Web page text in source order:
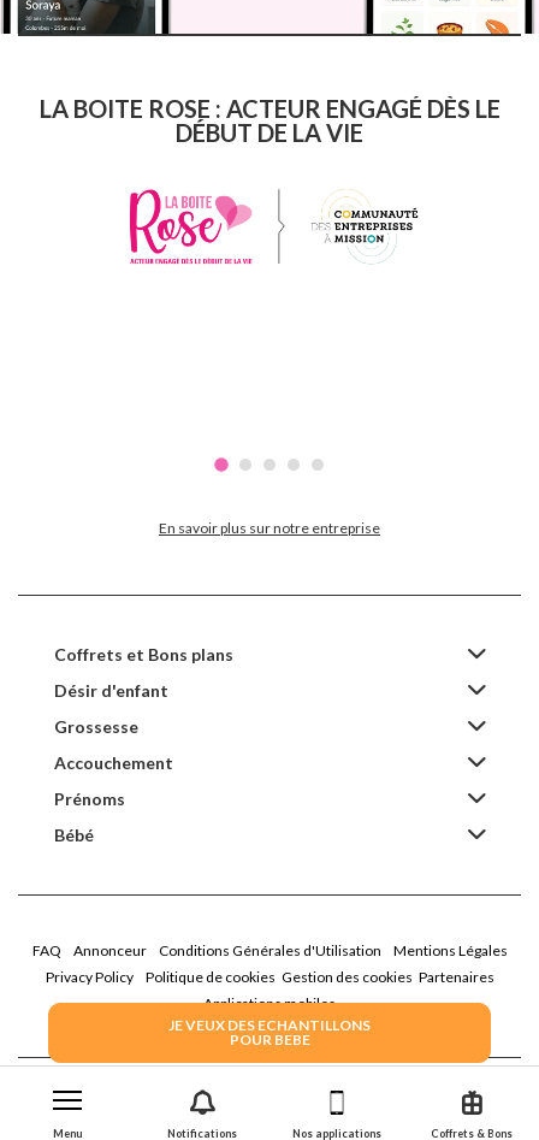
Coffrets & Bons
Nos applications
Notifications
Menu
JE VEUX DES ECHANTILLONS
POUR BEBE
LA BOITE ROSE : ACTEUR ENGAGÉ DÈS LE
DÉBUT DE LA VIE
En savoir plus sur notre entreprise
Coffrets et Bons plans
Désir d'enfant
Grossesse
Accouchement
Prénoms
Bébé
FAQ Annonceur Conditions Générales d'Utilisation
Mentions Légales
Privacy Policy
Politique de cookies Gestion des cookies Partenaires
Applications mobiles
2026 Family Service - La Boîte Rose